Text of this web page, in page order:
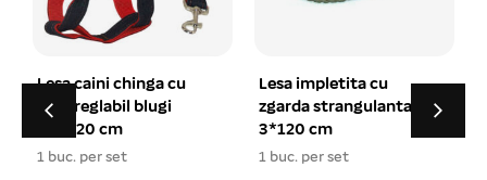
Lesa impletita cu
zgarda strangulanta
3*120 cm
1 buc. per set
Chiloti speciali pentru
caini in calduri S 24-31
cm
1 buc. per set